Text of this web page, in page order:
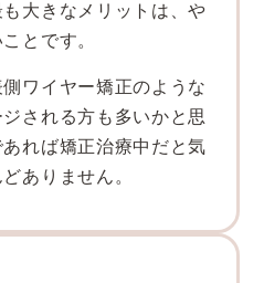
大きなメリットは、や
とです。
ワイヤー矯正のような
される方も多いかと思
れば矯正治療中だと気
ありません。